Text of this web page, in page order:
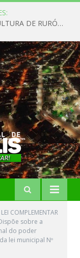
ESCUTA PÚBLICA COM AUTORES DA CULTURA DE RURÓPOLIS
LEI COMPLEMENTAR
sobre a
do poder
lei municipal Nº